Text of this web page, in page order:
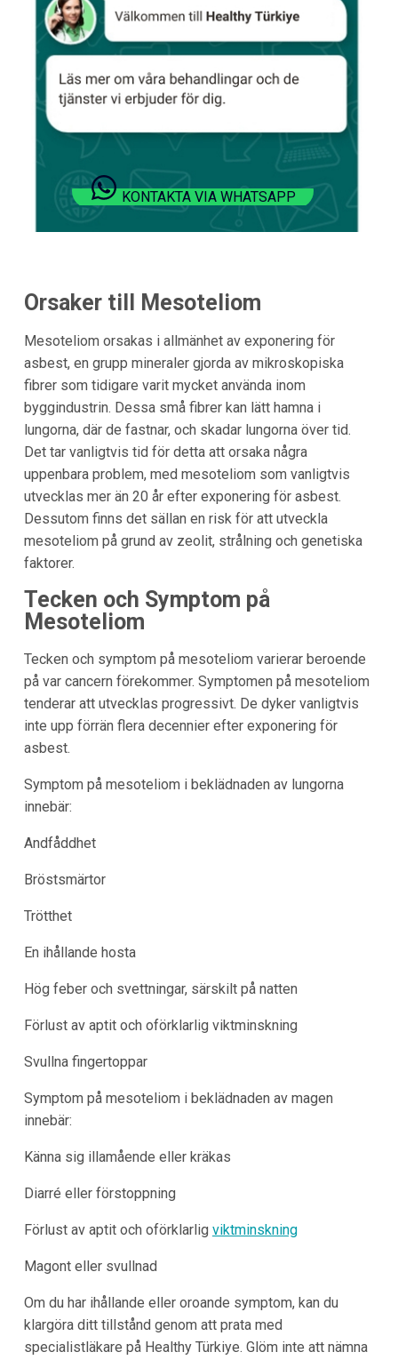
KONTAKTA VIA WHATSAPP
Orsaker till Mesoteliom
Mesoteliom orsakas i allmänhet av exponering för
asbest, en grupp mineraler gjorda av mikroskopiska
fibrer som tidigare varit mycket använda inom
byggindustrin. Dessa små fibrer kan lätt hamna i
lungorna, där de fastnar, och skadar lungorna över tid.
Det tar vanligtvis tid för detta att orsaka några
uppenbara problem, med mesoteliom som vanligtvis
utvecklas mer än 20 år efter exponering för asbest.
Dessutom finns det sällan en risk för att utveckla
mesoteliom på grund av zeolit, strålning och genetiska
faktorer.
Tecken och Symptom på
Mesoteliom
Tecken och symptom på mesoteliom varierar beroende
på var cancern förekommer. Symptomen på mesoteliom
tenderar att utvecklas progressivt. De dyker vanligtvis
inte upp förrän flera decennier efter exponering för
asbest.
Symptom på mesoteliom i beklädnaden av lungorna
innebär:
Andfåddhet
Bröstsmärtor
Trötthet
En ihållande hosta
Hög feber och svettningar, särskilt på natten
Förlust av aptit och oförklarlig viktminskning
Svullna fingertoppar
Symptom på mesoteliom i beklädnaden av magen
innebär:
Känna sig illamående eller kräkas
Diarré eller förstoppning
Förlust av aptit och oförklarlig viktminskning
Magont eller svullnad
Om du har ihållande eller oroande symptom, kan du
klargöra ditt tillstånd genom att prata med
specialistläkare på Healthy Türkiye. Glöm inte att nämna